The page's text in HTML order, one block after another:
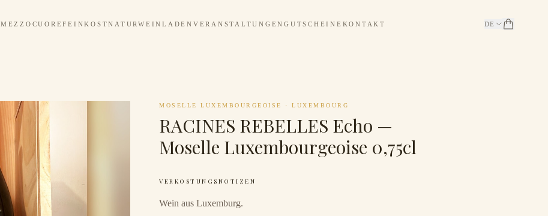
MEZZOCUOREFEINKOSTNATURWEINLADEN VERANSTALTUNGENGUTSCHEINE KONTAKT DE
MOSELLE LUXEMBOURGEOISE · LUXEMBOURG
RACINES REBELLES Echo —
Moselle Luxembourgeoise 0,75cl
VERKOSTUNGSNOTIZEN
Wein aus Luxemburg.